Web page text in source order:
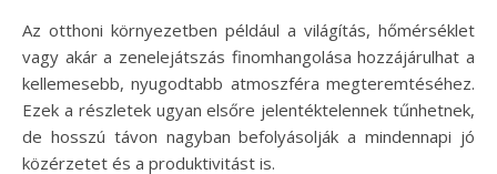
Az otthoni környezetben például a világítás, hőmérséklet
vagy akár a zenelejátszás finomhangolása hozzájárulhat a
kellemesebb, nyugodtabb atmoszféra megteremtéséhez.
Ezek a részletek ugyan elsőre jelentéktelennek tűnhetnek,
de hosszú távon nagyban befolyásolják a mindennapi jó
közérzetet és a produktivitást is.